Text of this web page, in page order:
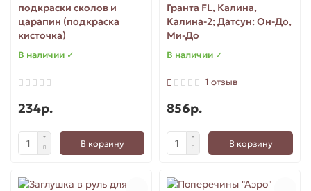
подкраски сколов и
царапин (подкраска
кисточка)
В наличии ✓
234р.
В корзину
Гранта FL, Калина,
Калина-2; Датсун: Он-До,
Ми-До
В наличии ✓
1 отзыв
856р.
В корзину